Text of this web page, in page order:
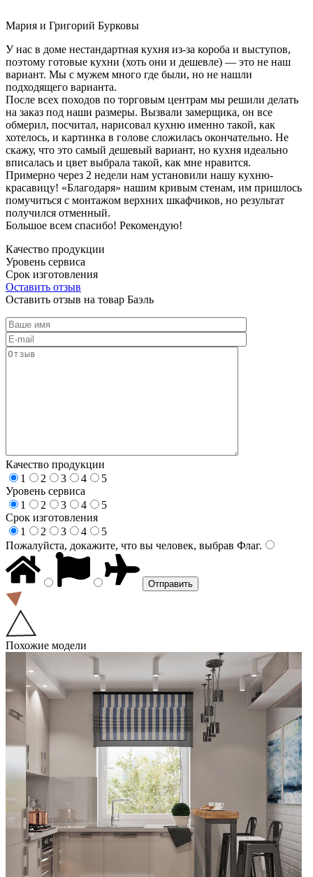
Мария и Григорий Бурковы
У нас в доме нестандартная кухня из-за короба и выступов,
поэтому готовые кухни (хоть они и дешевле) — это не наш
вариант. Мы с мужем много где были, но не нашли
подходящего варианта.
После всех походов по торговым центрам мы решили делать
на заказ под наши размеры. Вызвали замерщика, он все
обмерил, посчитал, нарисовал кухню именно такой, как
хотелось, и картинка в голове сложилась окончательно. Не
скажу, что это самый дешевый вариант, но кухня идеально
вписалась и цвет выбрала такой, как мне нравится.
Примерно через 2 недели нам установили нашу кухню-
красавицу! «Благодаря» нашим кривым стенам, им пришлось
помучиться с монтажом верхних шкафчиков, но результат
получился отменный.
Большое всем спасибо! Рекомендую!
Качество продукции
Уровень сервиса
Срок изготовления
Оставить отзыв
Оставить отзыв на товар Баэль
Качество продукции
1
2 3 4
5
Уровень сервиса
1
2 3 4
5
Срок изготовления
1
2 3 4
5
Пожалуйста, докажите, что вы человек, выбрав Флаг.
Похожие модели